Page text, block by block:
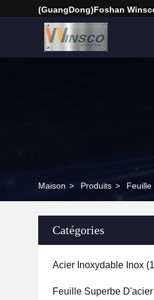
(GuangDong)Foshan
Maison > Produits >
Catégories
Acier Inoxydable Inox
Feuille Superbe D'acier